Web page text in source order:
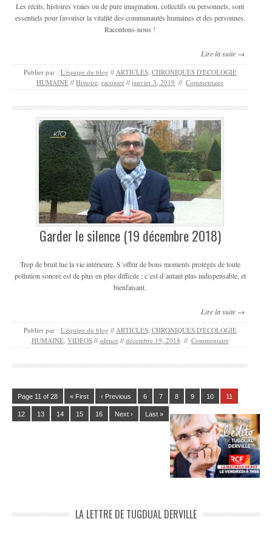
Les récits, histoires vraies ou de pure imagination, collectifs ou personnels, sont
essentiels pour favoriser la vitalité des communautés humaines et des personnes.
Racontons-nous !
Lire la suite →
Publier par : L'équipe du blog // ARTICLES, CHRONIQUES D'ECOLOGIE
HUMAINE // Histoire raconter // janvier 3, 2019 // Commentaire
Garder le silence (19 décembre 2018)
Trop de bruit tue la vie intérieure. S´offrir de bons moments protégés de toute
pollution sonore est de plus en plus difficile ; c´est d´autant plus indispensable, et
bienfaisant.
Lire la suite →
Publier par : L'équipe du blog // ARTICLES, CHRONIQUES D'ECOLOGIE
HUMAINE, VIDEOS // silence // décembre 19, 2018 // Commentaire
Page 11 of 28 « First ‹ Previous 6 7 8 9 10 11
12 13 14 15 16 Next › Last »
LA LETTRE DE TUGDUAL DERVILLE